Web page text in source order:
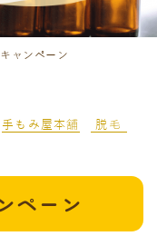
ャンペーン
手もみ屋本舗
脱毛
ペーン